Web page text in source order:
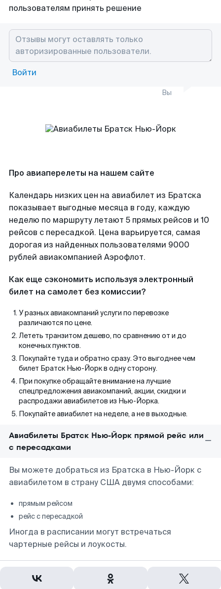
пользователям принять решение
Войти
Вы
Про авиаперелеты на нашем сайте
Календарь низких цен на авиабилет из Братска
показывает выгодные месяца в году, каждую
неделю по маршруту летают 5 прямых рейсов и 10
рейсов с пересадкой. Цена варьируется, самая
дорогая из найденных пользователями 9000
рублей авиакомпанией Аэрофлот.
Как еще сэкономить используя электронный
билет на самолет без комиссии?
У разных авиакомпаний услуги по перевозке
различаются по цене.
Лететь транзитом дешево, по сравнению от и до
конечных пунктов.
Покупайте туда и обратно сразу. Это выгоднее чем
билет Братск Нью-Йорк в одну сторону.
При покупке обращайте внимание на лучшие
спецпредложения авиакомпаний, акции, скидки и
распродажи авиабилетов из Нью-Йорка.
Покупайте авиабилет на неделе, а не в выходные.
Авиабилеты Братск Нью-Йорк прямой рейс или
с пересадками
Вы можете добраться из Братска в Нью-Йорк с
авиабилетом в страну США двумя способами:
прямым рейсом
рейс с пересадкой
Иногда в расписании могут встречаться
чартерные рейсы и лоукосты.